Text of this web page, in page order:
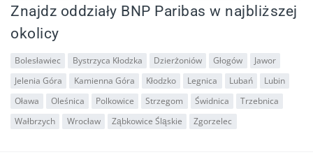
Znajdz oddziały BNP Paribas w najbliższej
okolicy
Bolesławiec Bystrzyca Kłodzka Dzierżoniów Głogów
Jawor
Jelenia Góra
Kamienna Góra Kłodzko Legnica Lubań
Lubin
Oława
Oleśnica Polkowice Strzegom Świdnica
Trzebnica
Wałbrzych
Wrocław Ząbkowice Śląskie Zgorzelec